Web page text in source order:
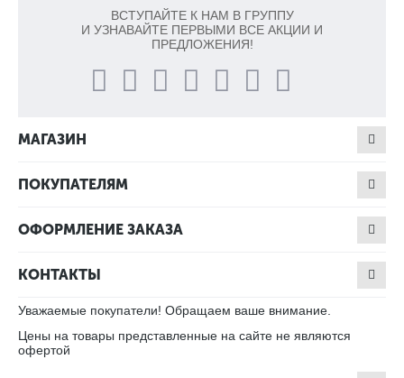
ВСТУПАЙТЕ К НАМ В ГРУППУ
И УЗНАВАЙТЕ ПЕРВЫМИ ВСЕ АКЦИИ И
ПРЕДЛОЖЕНИЯ!
МАГАЗИН
ПОКУПАТЕЛЯМ
ОФОРМЛЕНИЕ ЗАКАЗА
КОНТАКТЫ
Уважаемые покупатели! Обращаем ваше внимание.
Цены на товары представленные на сайте не являются
офертой